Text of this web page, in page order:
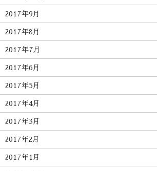
2017年9月
2017年8月
2017年7月
2017年6月
2017年5月
2017年4月
2017年3月
2017年2月
2017年1月